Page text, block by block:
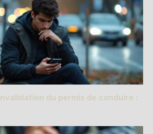
du permis de conduire :